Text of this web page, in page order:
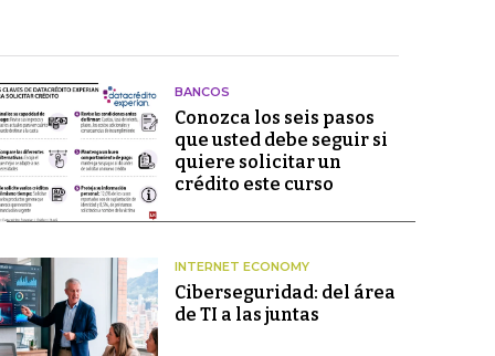
BANCOS
Conozca los seis pasos
que usted debe seguir si
quiere solicitar un
crédito este curso
INTERNET ECONOMY
Ciberseguridad: del área
de TI a las juntas